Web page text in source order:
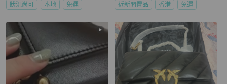
狀況尚可 本地 免運 近新閒置品 香港 免運